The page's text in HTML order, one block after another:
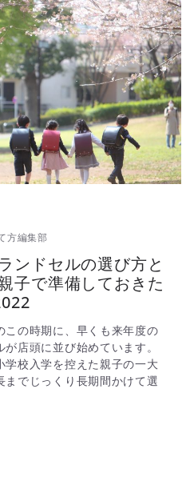
方編集部
ンドセルの選び方と
子で準備しておきた
この時期に、早くも来年度の
店頭に並び始めています。
学校入学を控えた親子の一大
までじっくり長期間かけて選